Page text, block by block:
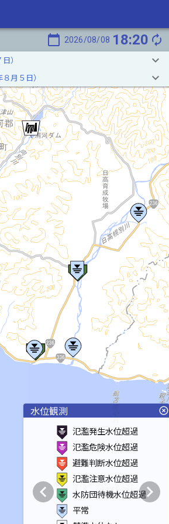
calendar_today 2026/08/08 18:20 autorenew
） keyboard_arrow_down
月５日） keyboard_arrow_down
水位観測 highlight_off
氾濫発生水位超過
氾濫危険水位超過
避難判断水位超過
氾濫注意水位超過
水防団待機水位超過
平常
chevron_left chevron_right